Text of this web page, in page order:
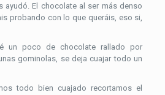
ayudó. El chocolate al ser más denso
probando con lo que queráis, eso si,
un poco de chocolate rallado por
gominolas, se deja cuajar todo un
todo bien cuajado recortamos el